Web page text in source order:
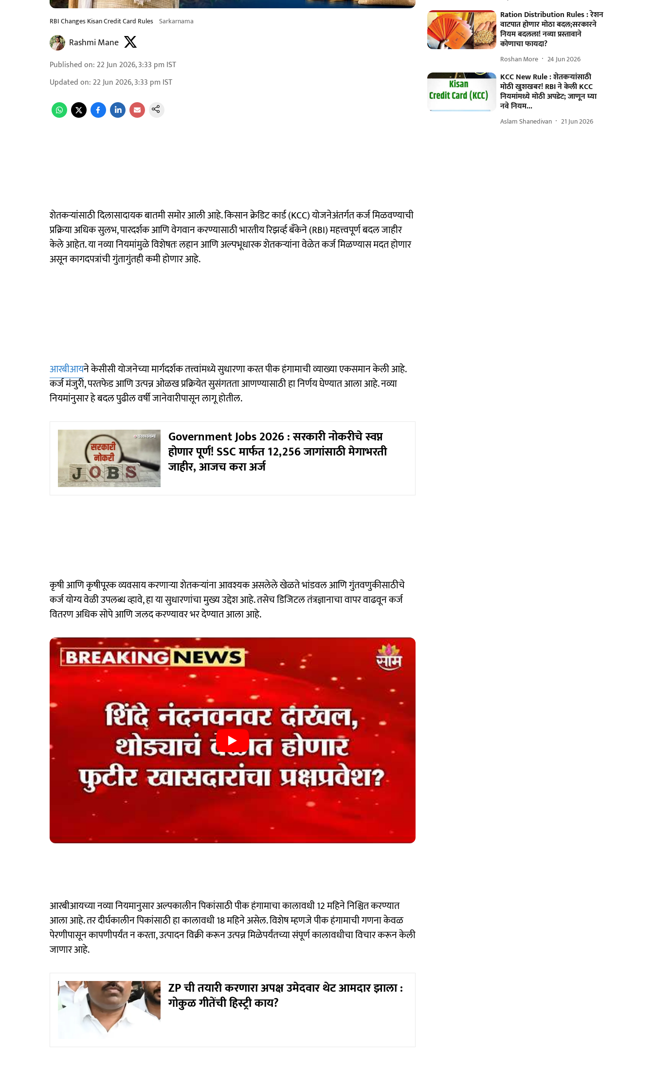
RBI Changes Kisan Credit Card Rules Sarkarnama
Rashmi Mane
Published on: 22 Jun 2026, 3:33 pm IST
Updated on: 22 Jun 2026, 3:33 pm IST
शेतकऱ्यांसाठी दिलासादायक बातमी समोर आली आहे. किसान क्रेडिट कार्ड (KCC) योजनेअंतर्गत कर्ज मिळवण्याची
प्रक्रिया अधिक सुलभ, पारदर्शक आणि वेगवान करण्यासाठी भारतीय रिझर्व्ह बँकेने (RBI) महत्त्वपूर्ण बदल जाहीर
केले आहेत. या नव्या नियमांमुळे विशेषतः लहान आणि अल्पभूधारक शेतकऱ्यांना वेळेत कर्ज मिळण्यास मदत होणार
असून कागदपत्रांची गुंतागुंतही कमी होणार आहे.
आरबीआयने केसीसी योजनेच्या मार्गदर्शक तत्त्वांमध्ये सुधारणा करत पीक हंगामाची व्याख्या एकसमान केली आहे.
कर्ज मंजुरी, परतफेड आणि उत्पन्न ओळख प्रक्रियेत सुसंगतता आणण्यासाठी हा निर्णय घेण्यात आला आहे. नव्या
नियमांनुसार हे बदल पुढील वर्षी जानेवारीपासून लागू होतील.
Government Jobs 2026 : सरकारी नोकरीचे स्वप्न
होणार पूर्ण! SSC मार्फत 12,256 जागांसाठी मेगाभरती
जाहीर, आजच करा अर्ज
कृषी आणि कृषीपूरक व्यवसाय करणाऱ्या शेतकऱ्यांना आवश्यक असलेले खेळते भांडवल आणि गुंतवणुकीसाठीचे
कर्ज योग्य वेळी उपलब्ध व्हावे, हा या सुधारणांचा मुख्य उद्देश आहे. तसेच डिजिटल तंत्रज्ञानाचा वापर वाढवून कर्ज
वितरण अधिक सोपे आणि जलद करण्यावर भर देण्यात आला आहे.
आरबीआयच्या नव्या नियमानुसार अल्पकालीन पिकांसाठी पीक हंगामाचा कालावधी 12 महिने निश्चित करण्यात
आला आहे. तर दीर्घकालीन पिकांसाठी हा कालावधी 18 महिने असेल. विशेष म्हणजे पीक हंगामाची गणना केवळ
पेरणीपासून कापणीपर्यंत न करता, उत्पादन विक्री करून उत्पन्न मिळेपर्यंतच्या संपूर्ण कालावधीचा विचार करून केली
जाणार आहे.
ZP ची तयारी करणारा अपक्ष उमेदवार थेट आमदार झाला :
गोकुळ गीतेंची हिस्ट्री काय?
Ration Distribution Rules : रेशन
वाटपात होणार मोठा बदल;सरकारने
नियम बदलला! नव्या प्रस्तावाने
कोणाचा फायदा?
Roshan More 24 Jun 2026
KCC New Rule : शेतकऱ्यांसाठी
मोठी खुशखबर! RBI ने केली KCC
नियमांमध्ये मोठी अपडेट; जाणून घ्या
नवे नियम...
Aslam Shanedivan 21 Jun 2026